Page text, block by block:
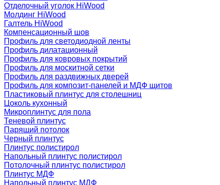
Отделочный уголок HiWood
Молдинг HiWood
Галтель HiWood
Компенсационный шов
Профиль для светодиодной ленты
Профиль дилатационный
Профиль для ковровых покрытий
Профиль для москитной сетки
Профиль для раздвижных дверей
Профиль для композит-панелей и МДФ щитов
Пластиковый плинтус для столешниц
Цоколь кухонный
Микроплинтус для пола
Теневой плинтус
Парящий потолок
Черный плинтус
Плинтус полистирол
Напольный плинтус полистирол
Потолочный плинтус полистирол
Плинтус МДФ
Напольный плинтус МДФ